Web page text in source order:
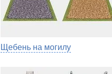
Щебень на могилу